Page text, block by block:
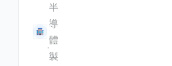
半
導
體
製